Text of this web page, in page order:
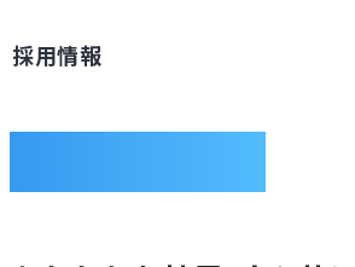
採用情報